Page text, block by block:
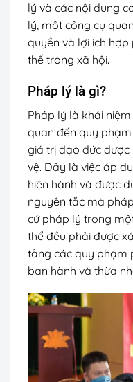
lý và các nội dung
lý, một công cụ
quyền và lợi ích
thế trong xã hội.
Pháp lý là gì?
Pháp lý là khái
quan đến quy
giá trị đạo đức
vệ. Đây là việc áp
hiện hành và được
nguyên tắc mà
cứ pháp lý trong
thể đều phải được
tảng các quy phạm
ban hành và thừa